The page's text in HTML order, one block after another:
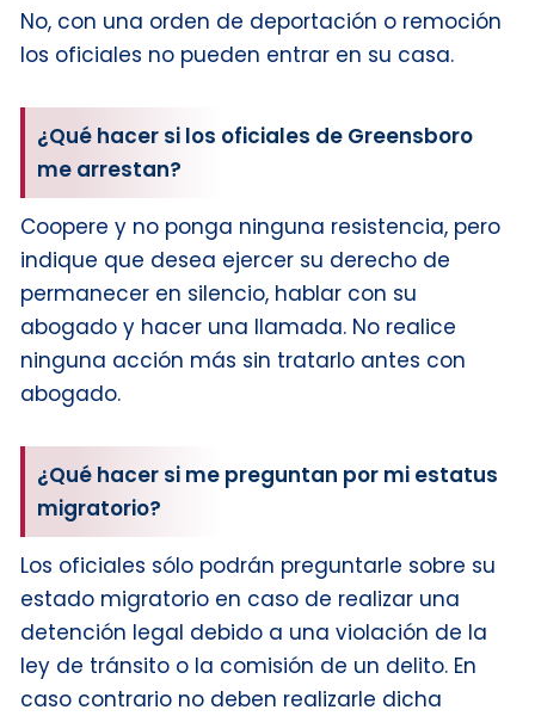
No, con una orden de deportación o remoción
los oficiales no pueden entrar en su casa.
¿Qué hacer si los oficiales de Greensboro
me arrestan?
Coopere y no ponga ninguna resistencia, pero
indique que desea ejercer su derecho de
permanecer en silencio, hablar con su
abogado y hacer una llamada. No realice
ninguna acción más sin tratarlo antes con
abogado.
¿Qué hacer si me preguntan por mi estatus
migratorio?
Los oficiales sólo podrán preguntarle sobre su
estado migratorio en caso de realizar una
detención legal debido a una violación de la
ley de tránsito o la comisión de un delito. En
caso contrario no deben realizarle dicha